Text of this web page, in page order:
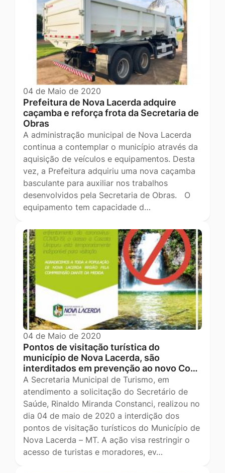
04 de Maio de 2020
Prefeitura de Nova Lacerda adquire
caçamba e reforça frota da Secretaria de
Obras
A administração municipal de Nova Lacerda
continua a contemplar o município através da
aquisição de veículos e equipamentos. Desta
vez, a Prefeitura adquiriu uma nova caçamba
basculante para auxiliar nos trabalhos
desenvolvidos pela Secretaria de Obras. O
equipamento tem capacidade d…
04 de Maio de 2020
Pontos de visitação turística do
município de Nova Lacerda, são
interditados em prevenção ao novo Co…
A Secretaria Municipal de Turismo, em
atendimento a solicitação do Secretário de
Saúde, Rinaldo Miranda Constanci, realizou no
dia 04 de maio de 2020 a interdição dos
pontos de visitação turísticos do Município de
Nova Lacerda – MT. A ação visa restringir o
acesso de turistas e moradores, ev…